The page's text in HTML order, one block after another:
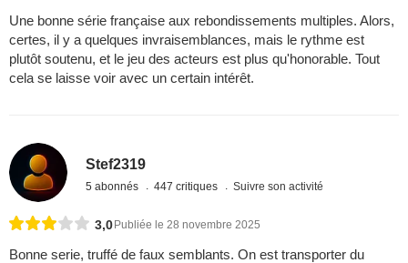
Une bonne série française aux rebondissements multiples. Alors,
certes, il y a quelques invraisemblances, mais le rythme est
plutôt soutenu, et le jeu des acteurs est plus qu'honorable. Tout
cela se laisse voir avec un certain intérêt.
Stef2319
5 abonnés 447 critiques Suivre son activité
3,0Publiée le 28 novembre 2025
Bonne serie, truffé de faux semblants. On est transporter du